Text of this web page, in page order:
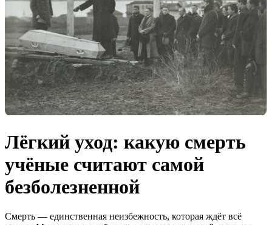
Лёгкий уход: какую смерть
учёные считают самой
безболезненной
Смерть — единственная неизбежность, которая ждёт всё